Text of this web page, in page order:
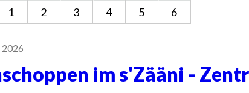
1 2 3 4 5 6
im s'Zääni -
2026